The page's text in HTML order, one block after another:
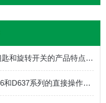
美国霍尼韦尔HONEYWELL钥匙和旋转开关的产品特点和应用领域
MOOG带有现场总线接口D636和D637系列的直接操作伺服阀